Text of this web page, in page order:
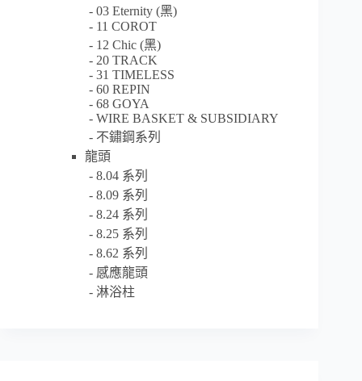
03 Eternity (黑)
11 COROT
12 Chic (黑)
20 TRACK
31 TIMELESS
60 REPIN
68 GOYA
WIRE BASKET & SUBSIDIARY
不鏽鋼系列
龍頭
8.04 系列
8.09 系列
8.24 系列
8.25 系列
8.62 系列
感應龍頭
淋浴柱